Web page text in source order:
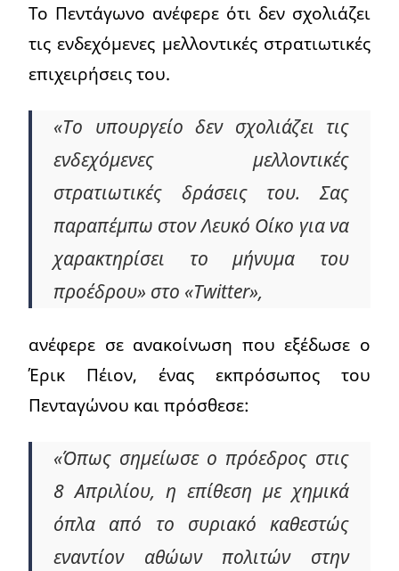
Το Πεντάγωνο ανέφερε ότι δεν σχολιάζει
τις ενδεχόμενες μελλοντικές στρατιωτικές
επιχειρήσεις του.
«Το υπουργείο δεν σχολιάζει τις
ενδεχόμενες μελλοντικές
στρατιωτικές δράσεις του. Σας
παραπέμπω στον Λευκό Οίκο για να
χαρακτηρίσει το μήνυμα του
προέδρου» στο «Twitter»,
ανέφερε σε ανακοίνωση που εξέδωσε ο
Έρικ Πέιον, ένας εκπρόσωπος του
Πενταγώνου και πρόσθεσε:
«Όπως σημείωσε ο πρόεδρος στις
8 Απριλίου, η επίθεση με χημικά
όπλα από το συριακό καθεστώς
εναντίον αθώων πολιτών στην